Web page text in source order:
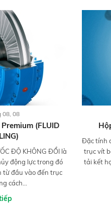
08, 08
(FLUID
ĐỘ KHÔNG ĐỔI là
động lực trong đó
từ đầu vào đến trục
cách...
Đặc tính
trục vít
tải kết